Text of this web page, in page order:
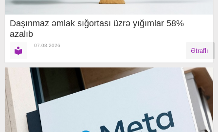
Daşınmaz əmlak sığortası üzrə yığımlar 58%
azalıb
07.08.2026
Ətraflı